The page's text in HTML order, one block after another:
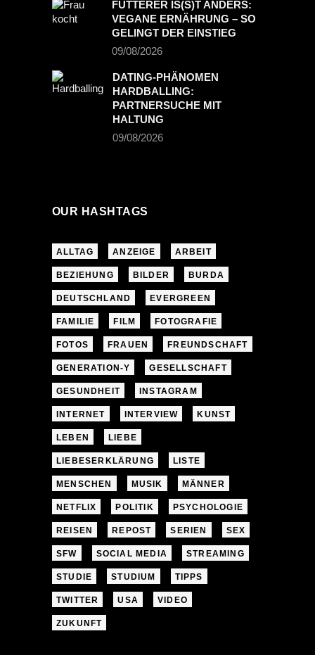
FÜTTERER IS(S)T ANDERS:
VEGANE ERNÄHRUNG – SO
GELINGT DER EINSTIEG
09/08/2026
DATING-PHÄNOMEN
HARDBALLING:
PARTNERSUCHE MIT
HALTUNG
09/08/2026
OUR HASHTAGS
ALLTAG ANZEIGE ARBEIT
BEZIEHUNG BILDER BURDA
DEUTSCHLAND EVERGREEN
FAMILIE FILM FOTOGRAFIE
FOTOS FRAUEN FREUNDSCHAFT
GENERATION-Y GESELLSCHAFT
GESUNDHEIT INSTAGRAM
INTERNET INTERVIEW KUNST
LEBEN LIEBE
LIEBESERKLÄRUNG LISTE
MENSCHEN MUSIK MÄNNER
NETFLIX POLITIK PSYCHOLOGIE
REISEN REPOST SERIEN SEX
SFW SOCIAL MEDIA STREAMING
STUDIE STUDIUM TIPPS
TWITTER USA VIDEO
ZUKUNFT